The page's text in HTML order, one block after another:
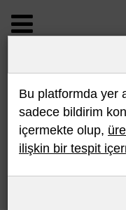
BİLDİRİM
Son 10 Bildirim
Bu platformda yer
sadece bildirim
içermekte olup,
ilişkin bir tespit